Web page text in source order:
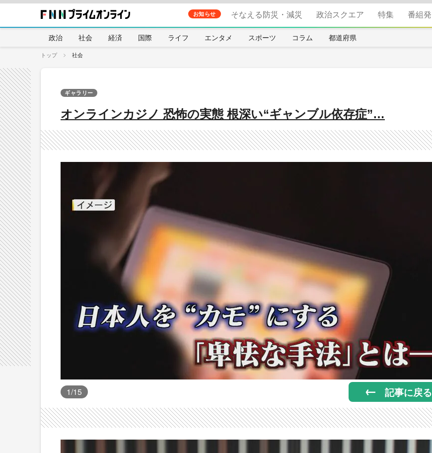
お知らせ そなえる防災・減災 政治スクエア 特集 番組発
政治 社会 経済 国際 ライフ エンタメ スポーツ コラム 都道府県
トップ 社会
オンラインカジノ 恐怖の実態 根深い“ギャンブル依存症”…
ギャラリー
1/15 記事に戻る